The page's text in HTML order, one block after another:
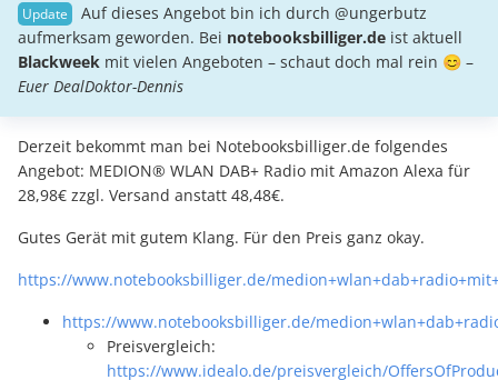
Auf dieses Angebot bin ich durch @ungerbutz
aufmerksam geworden. Bei notebooksbilliger.de ist aktuell
Blackweek mit vielen Angeboten – schaut doch mal rein 😊 –
Euer DealDoktor-Dennis
Derzeit bekommt man bei Notebooksbilliger.de folgendes
Angebot: MEDION® WLAN DAB+ Radio mit Amazon Alexa für
28,98€ zzgl. Versand anstatt 48,48€.
Gutes Gerät mit gutem Klang. Für den Preis ganz okay.
https://www.notebooksbilliger.de/
https://www.notebooksbilliger.de/
Preisvergleich:
https://www.idealo.de/preisvergleich/